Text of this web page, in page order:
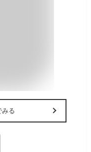
みる